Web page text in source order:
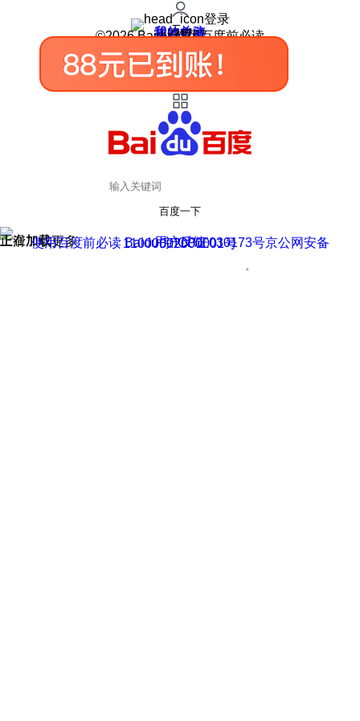
登录
我的关注
我的收藏
皮肤中心
用户反馈
设置
©2026 Baidu 使用百度前必读
百度一下
正在加载
上滑加载更多 用户反馈
使用百度前必读 Baidu 京ICP证030173号
京公网安备11000002000001号